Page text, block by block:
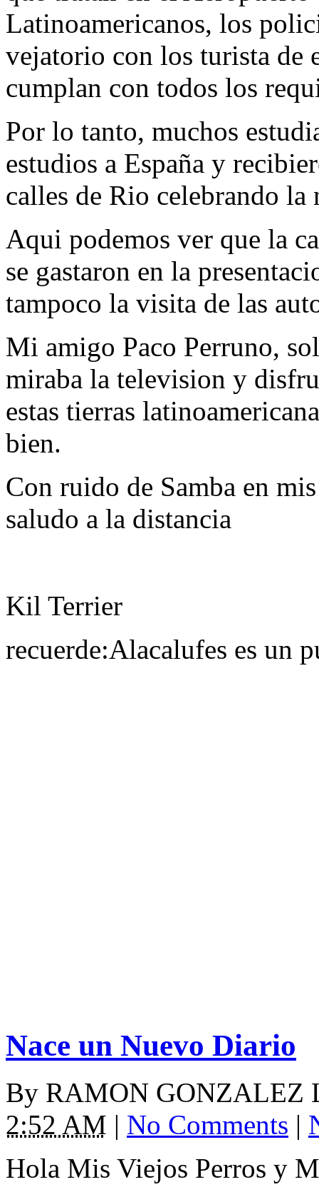
Latinoamericanos, los
vejatorio con los turista de
cumplan con todos los
Por lo tanto, muchos
estudios a España y
calles de Rio celebrando la
Aqui podemos ver que la
se gastaron en la
tampoco la visita de las
Mi amigo Paco Perruno,
miraba la television y
estas tierras
bien.
Con ruido de Samba en
saludo a la distancia
Kil Terrier
recuerde:Alacalufes es un
Nace un Nuevo Diario
By RAMON GONZALEZ
2:52 AM | No Comments |
Hola Mis Viejos Perros y